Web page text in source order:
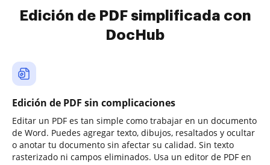
Edición de PDF simplificada con
DocHub
Edición de PDF sin complicaciones
Editar un PDF es tan simple como trabajar en un documento
de Word. Puedes agregar texto, dibujos, resaltados y ocultar
o anotar tu documento sin afectar su calidad. Sin texto
rasterizado ni campos eliminados. Usa un editor de PDF en